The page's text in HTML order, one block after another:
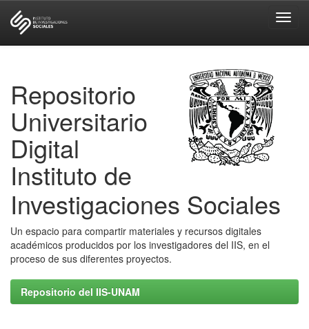
Repositorio
Universitario
Digital
Instituto de
Investigaciones Sociales
Un espacio para compartir materiales y recursos digitales
académicos producidos por los investigadores del IIS, en el
proceso de sus diferentes proyectos.
Repositorio del IIS-UNAM